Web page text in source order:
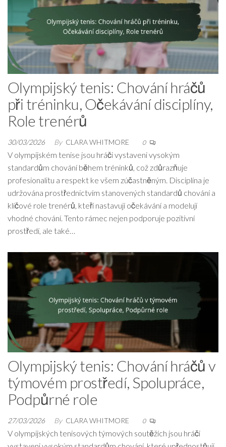
Olympijský tenis: Chování hráčů
při tréninku, Očekávání disciplíny,
Role trenérů
30/03/2026 By CLARA WHITMORE 0
V olympijském tenise jsou hráči vystaveni vysokým
standardům chování během tréninků, což zdůrazňuje
profesionalitu a respekt ke všem zúčastněným. Disciplína je
udržována prostřednictvím stanovených standardů chování a
klíčové role trenérů, kteří nastavují očekávání a modelují
vhodné chování. Tento rámec nejen podporuje pozitivní
prostředí, ale také…
Olympijský tenis: Chování hráčů v
týmovém prostředí, Spolupráce,
Podpůrné role
27/03/2026 By CLARA WHITMORE 0
V olympijských tenisových týmových soutěžích jsou hráči